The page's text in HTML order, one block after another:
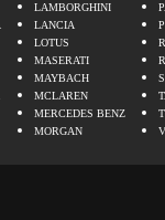
LAMBORGHINI
LANCIA
LOTUS
MASERATI
MAYBACH
MCLAREN
MERCEDES BENZ
MORGAN